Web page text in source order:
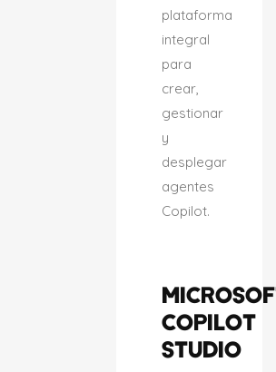
plataforma
integral
para
crear,
gestionar
y
desplegar
agentes
Copilot.
COPILOT
STUDIO